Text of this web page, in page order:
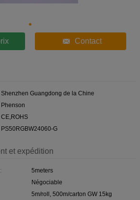
Contact
Shenzhen Guangdong de la Chine
Phenson
CE,ROHS
PS50RGBW24060-G
et expédition
5meters
Négociable
5m/roll, 500m/carton GW 15kg